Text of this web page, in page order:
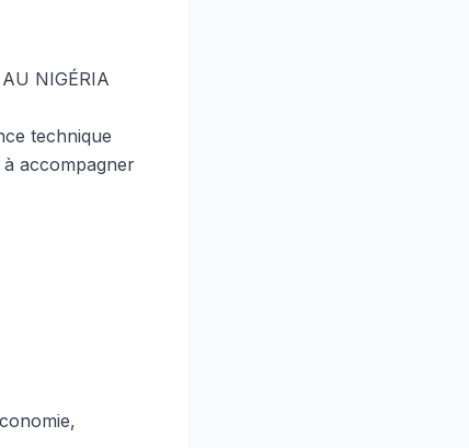
NIGÉRIA
technique
accompagner